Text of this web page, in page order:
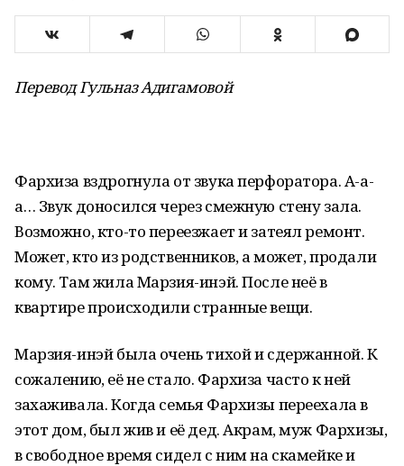
Перевод Гульназ Адигамовой
Фархиза вздрогнула от звука перфоратора. А-а-
а… Звук доносился через смежную стену зала.
Возможно, кто-то переезжает и затеял ремонт.
Может, кто из родственников, а может, продали
кому. Там жила Марзия-инэй. После неё в
квартире происходили странные вещи.
Марзия-инэй была очень тихой и сдержанной. К
сожалению, её не стало. Фархиза часто к ней
захаживала. Когда семья Фархизы переехала в
этот дом, был жив и её дед. Акрам, муж Фархизы,
в свободное время сидел с ним на скамейке и